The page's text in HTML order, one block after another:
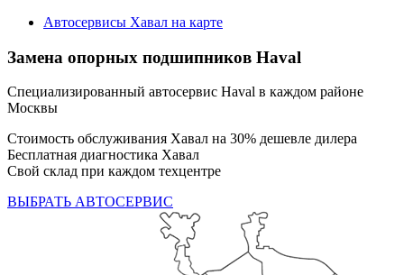
Автосервисы Хавал на карте
Замена опорных подшипников Haval
Специализированный автосервис Haval в каждом районе
Москвы
Стоимость обслуживания Хавал на 30% дешевле дилера
Бесплатная диагностика Хавал
Свой склад при каждом техцентре
ВЫБРАТЬ АВТОСЕРВИС